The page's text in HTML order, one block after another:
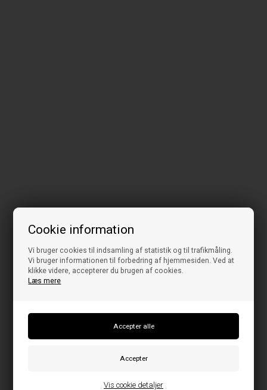
Cookie information
Vi bruger cookies til indsamling af statistik og til trafikmåling.
Vi bruger informationen til forbedring af hjemmesiden. Ved at
klikke videre, accepterer du brugen af cookies.
Læs mere
Vis cookie detaljer